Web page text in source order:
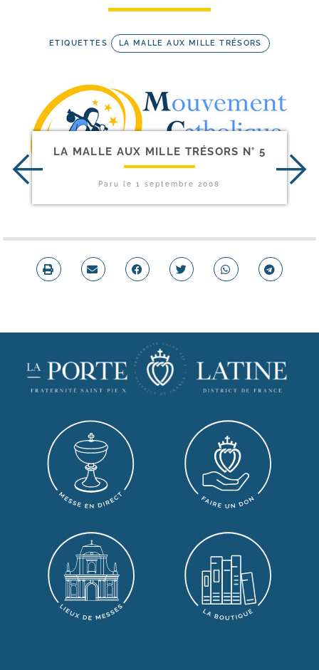
ETIQUETTES LA MALLE AUX MILLE TRÉSORS
LA MALLE AUX MILLE TRÉSORS N° 5
Paru le1 septembre 2008